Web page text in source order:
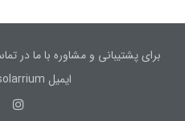
برای پشتیبانی و مشاوره با ما در تماس
ایمیل inf0@lotionsolarrium